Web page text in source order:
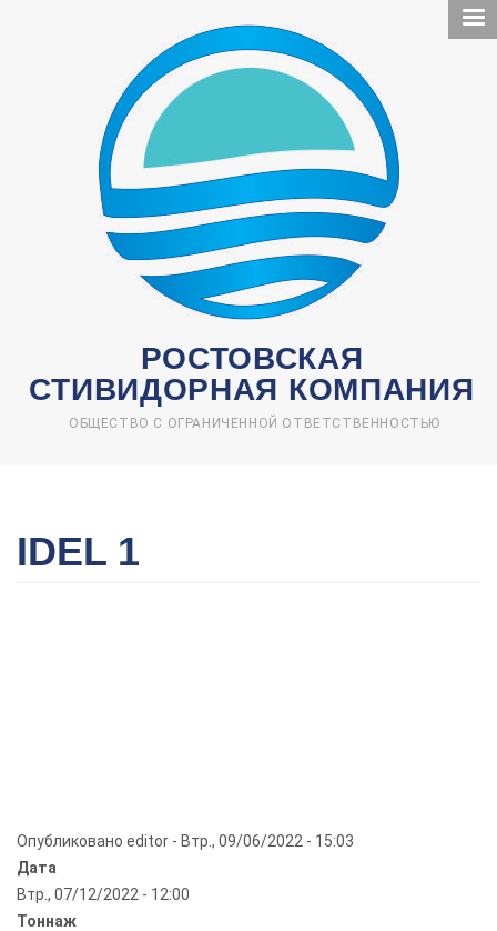
РОСТОВСКАЯ
СТИВИДОРНАЯ КОМПАНИЯ
ОБЩЕСТВО С ОГРАНИЧЕННОЙ ОТВЕТСТВЕННОСТЬЮ
IDEL 1
Опубликовано editor - Втр., 09/06/2022 - 15:03
Дата
Втр., 07/12/2022 - 12:00
Тоннаж